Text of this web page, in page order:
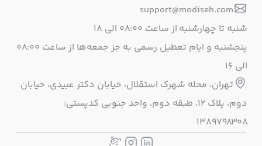
support@modiseh.com
شنبه تا چهارشنبه از ساعت ۰۸:۰۰ الی ۱۸
پنجشنبه و ایام تعطیل رسمی به جز جمعه‌ها از ساعت ۰۸:۰۰
الی ۱۶
تهران، محله شهرک استقلال، خيابان دكتر عبيدی، خيابان
دوم، پلاک 12، طبقه دوم، واحد جنوبی كدپستی:
1389798308